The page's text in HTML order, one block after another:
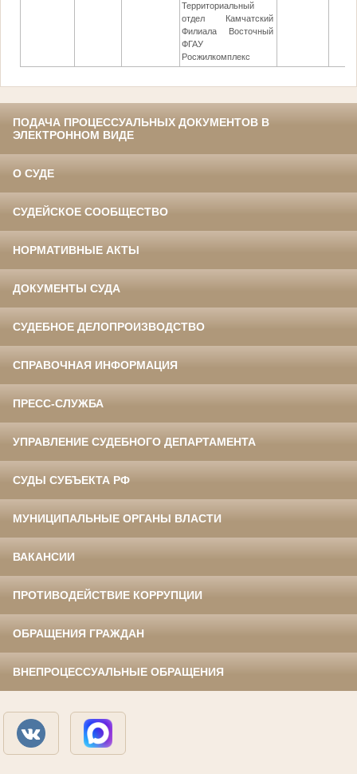
Территориальный
отдел Камчатский
Филиала Восточный
ФГАУ
Росжилкомплекс
ПОДАЧА ПРОЦЕССУАЛЬНЫХ ДОКУМЕНТОВ В
ЭЛЕКТРОННОМ ВИДЕ
О СУДЕ
СУДЕЙСКОЕ СООБЩЕСТВО
НОРМАТИВНЫЕ АКТЫ
ДОКУМЕНТЫ СУДА
СУДЕБНОЕ ДЕЛОПРОИЗВОДСТВО
СПРАВОЧНАЯ ИНФОРМАЦИЯ
ПРЕСС-СЛУЖБА
УПРАВЛЕНИЕ СУДЕБНОГО ДЕПАРТАМЕНТА
СУДЫ СУБЪЕКТА РФ
МУНИЦИПАЛЬНЫЕ ОРГАНЫ ВЛАСТИ
ВАКАНСИИ
ПРОТИВОДЕЙСТВИЕ КОРРУПЦИИ
ОБРАЩЕНИЯ ГРАЖДАН
ВНЕПРОЦЕССУАЛЬНЫЕ ОБРАЩЕНИЯ